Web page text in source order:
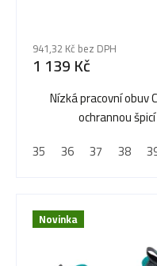
941,32 Kč bez DPH
1 139 Kč
Nízká pracovní obuv
ochrannou
35
36 37 38
Novinka